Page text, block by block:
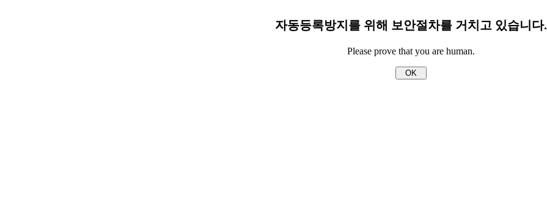
자동등록방지를 위해 보안절차를 거치고 있습니다.
Please prove that you are human.